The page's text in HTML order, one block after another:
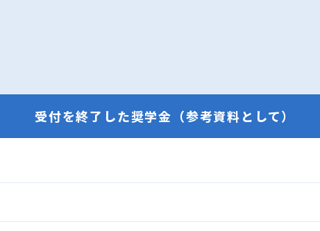
受付を終了した奨学金（参考資料として）